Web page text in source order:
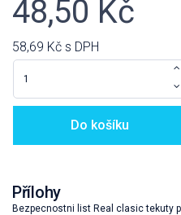
48,50 Kč
58,69 Kč s DPH
Do košíku
Přílohy
Bezpecnostni list Real clasic tekuty